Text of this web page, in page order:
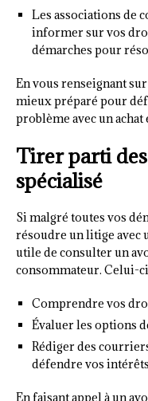
Les associations de
informer sur vos
démarches pour
En vous renseignant
mieux préparé pour
problème avec un achat
Tirer parti
spécialisé
Si malgré toutes vos
résoudre un litige avec
utile de consulter un
consommateur. Celui-
Comprendre vos
Évaluer les options
Rédiger des
défendre vos intérêts
En faisant appel à un